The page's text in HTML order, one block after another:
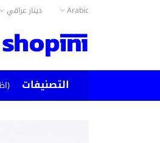
Arabic دينار عراقي
التصنيفات